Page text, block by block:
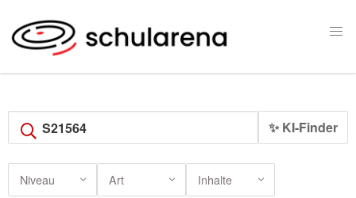
✨ KI-Finder
Niveau Art Inhalte